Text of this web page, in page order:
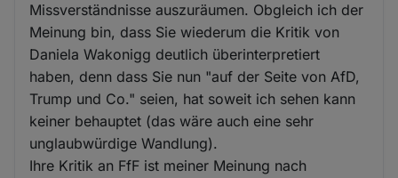
Missverständnisse auszuräumen. Obgleich ich der
Meinung bin, dass Sie wiederum die Kritik von
Daniela Wakonigg deutlich überinterpretiert
haben, denn dass Sie nun "auf der Seite von AfD,
Trump und Co." seien, hat soweit ich sehen kann
keiner behauptet (das wäre auch eine sehr
unglaubwürdige Wandlung).
Ihre Kritik an FfF ist meiner Meinung nach